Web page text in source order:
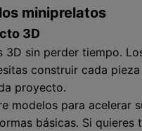
miniprelatos
3D
3D sin perder tiempo.
construir cada
proyecto.
modelos para acelerar
básicas. Si